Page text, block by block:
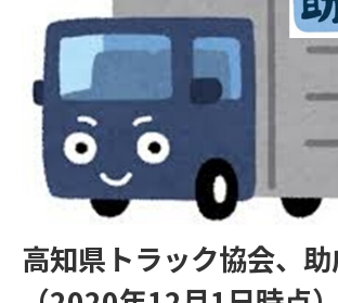
高知県トラック協会、